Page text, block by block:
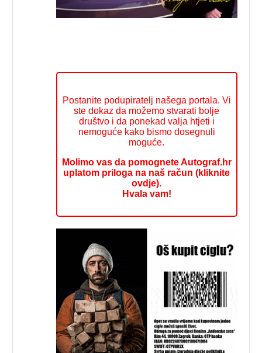
Postanite podupiratelj našega portala. Vi
ste dokaz da možemo stvarati bolje
društvo i da ponekad valja htjeti i
nemoguće kako bismo dosegnuli
moguće.
Molimo vas da pomognete Autograf.hr
uplatom priloga na naš račun (kliknite
ovdje).
Hvala vam!